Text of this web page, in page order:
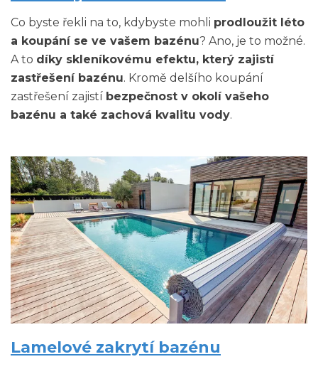
Co byste řekli na to, kdybyste mohli prodloužit léto
a koupání se ve vašem bazénu? Ano, je to možné.
A to díky skleníkovému efektu, který zajistí
zastřešení bazénu. Kromě delšího koupání
zastřešení zajistí bezpečnost v okolí vašeho
bazénu a také zachová kvalitu vody.
Lamelové zakrytí bazénu